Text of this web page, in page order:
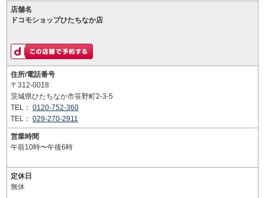
店舗名
ドコモショップひたちなか店
住所/電話番号
〒312-0018
茨城県ひたちなか市笹野町2-3-5
TEL： 0120-752-360
TEL： 029-270-2911
営業時間
午前10時〜午後6時
定休日
無休